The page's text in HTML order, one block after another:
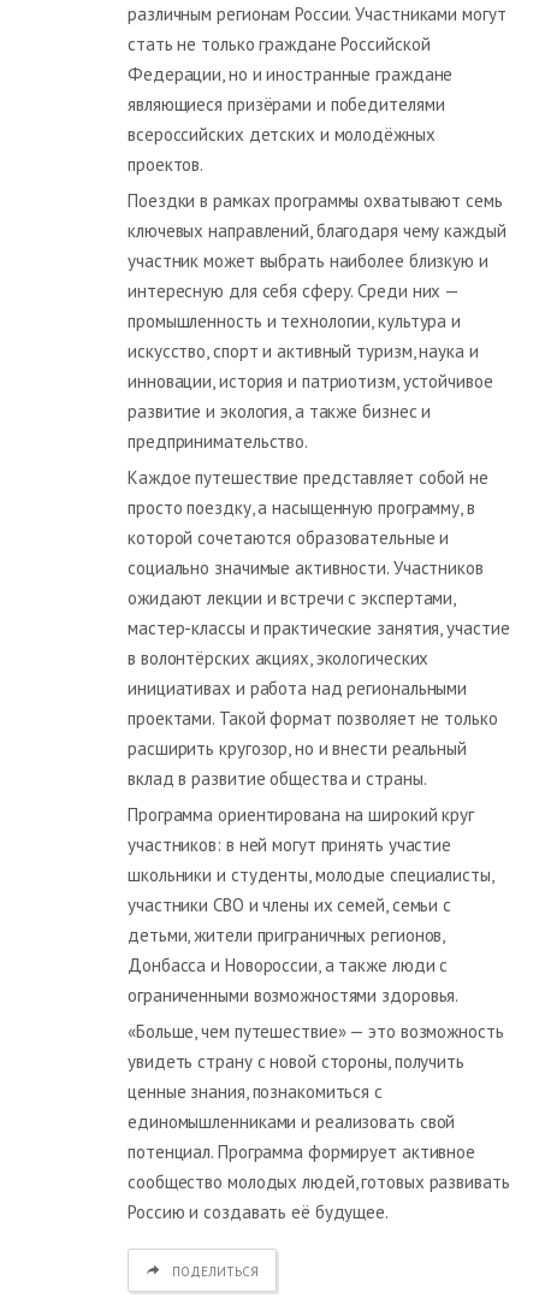
различным регионам России. Участниками могут
стать не только граждане Российской
Федерации, но и иностранные граждане
являющиеся призёрами и победителями
всероссийских детских и молодёжных
проектов.
Поездки в рамках программы охватывают семь
ключевых направлений, благодаря чему каждый
участник может выбрать наиболее близкую и
интересную для себя сферу. Среди них —
промышленность и технологии, культура и
искусство, спорт и активный туризм, наука и
инновации, история и патриотизм, устойчивое
развитие и экология, а также бизнес и
предпринимательство.
Каждое путешествие представляет собой не
просто поездку, а насыщенную программу, в
которой сочетаются образовательные и
социально значимые активности. Участников
ожидают лекции и встречи с экспертами,
мастер-классы и практические занятия, участие
в волонтёрских акциях, экологических
инициативах и работа над региональными
проектами. Такой формат позволяет не только
расширить кругозор, но и внести реальный
вклад в развитие общества и страны.
Программа ориентирована на широкий круг
участников: в ней могут принять участие
школьники и студенты, молодые специалисты,
участники СВО и члены их семей, семьи с
детьми, жители приграничных регионов,
Донбасса и Новороссии, а также люди с
ограниченными возможностями здоровья.
«Больше, чем путешествие» — это возможность
увидеть страну с новой стороны, получить
ценные знания, познакомиться с
единомышленниками и реализовать свой
потенциал. Программа формирует активное
сообщество молодых людей, готовых развивать
Россию и создавать её будущее.
ПОДЕЛИТЬСЯ